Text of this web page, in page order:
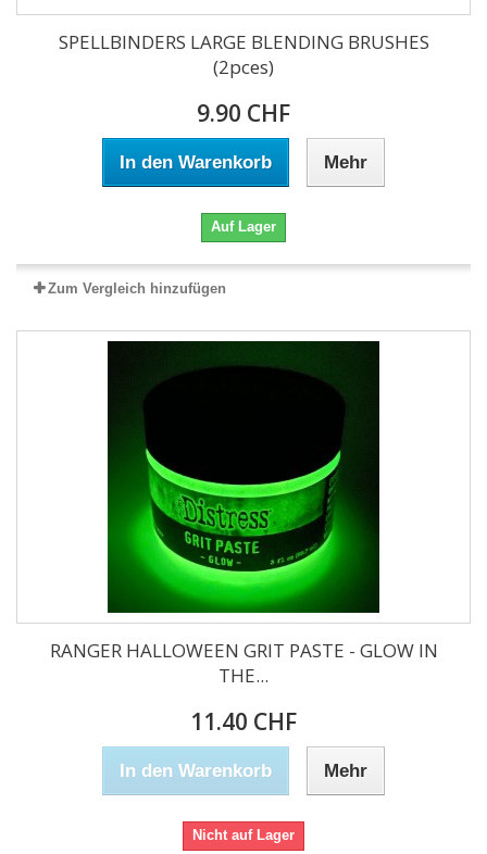
SPELLBINDERS LARGE BLENDING BRUSHES
(2pces)
9.90 CHF
In den Warenkorb Mehr
Auf Lager
Zum Vergleich hinzufügen
RANGER HALLOWEEN GRIT PASTE - GLOW IN
THE...
11.40 CHF
In den Warenkorb Mehr
Nicht auf Lager